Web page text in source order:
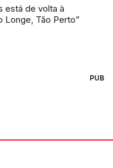
está de volta à
Longe, Tão Perto”
PUB